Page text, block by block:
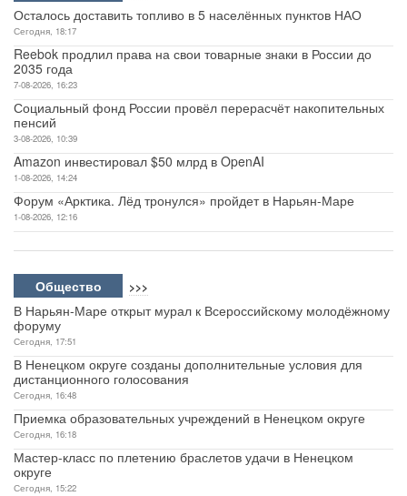
Осталось доставить топливо в 5 населённых пунктов НАО
Сегодня, 18:17
Reebok продлил права на свои товарные знаки в России до
2035 года
7-08-2026, 16:23
Социальный фонд России провёл перерасчёт накопительных
пенсий
3-08-2026, 10:39
Amazon инвестировал $50 млрд в OpenAI
1-08-2026, 14:24
Форум «Арктика. Лёд тронулся» пройдет в Нарьян-Маре
1-08-2026, 12:16
Общество >>>
В Нарьян-Маре открыт мурал к Всероссийскому молодёжному
форуму
Сегодня, 17:51
В Ненецком округе созданы дополнительные условия для
дистанционного голосования
Сегодня, 16:48
Приемка образовательных учреждений в Ненецком округе
Сегодня, 16:18
Мастер-класс по плетению браслетов удачи в Ненецком
округе
Сегодня, 15:22